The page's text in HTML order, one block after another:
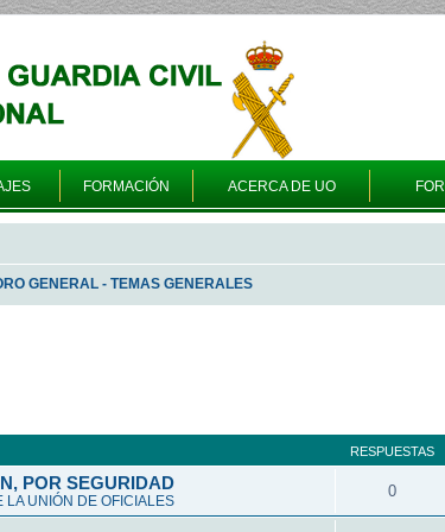
FORMACIÓN ACERCA DE UO
GENERAL - TEMAS GENERALES
RESPUESTAS
POR SEGURIDAD
LA UNIÓN DE OFICIALES
0